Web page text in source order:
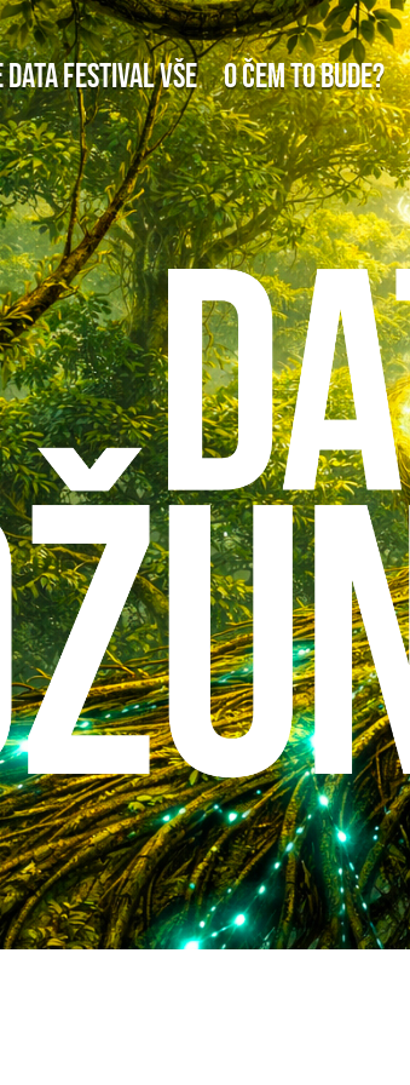
Data Festival VŠE O čem to bude?